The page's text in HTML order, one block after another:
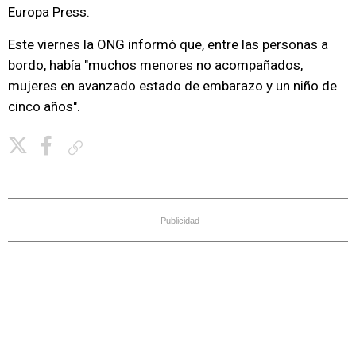
Europa Press.
Este viernes la ONG informó que, entre las personas a
bordo, había "muchos menores no acompañados,
mujeres en avanzado estado de embarazo y un niño de
cinco años".
Publicidad